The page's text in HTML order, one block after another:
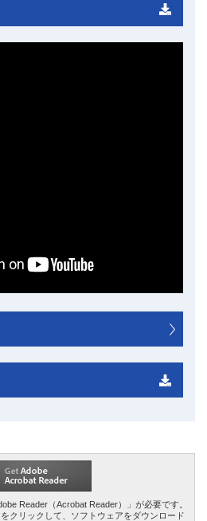
Reader（Acrobat Reader）」が必要です。
クリックして、ソフトウェアをダウンロード